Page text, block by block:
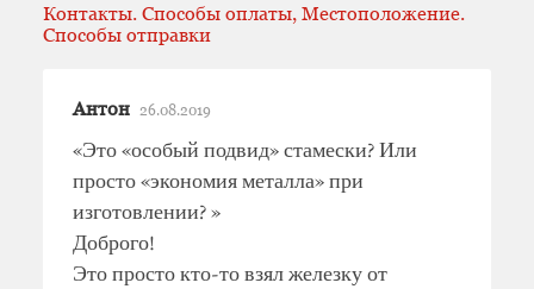
Контакты. Способы оплаты, Местоположение.
Способы отправки
Антон 26.08.2019
«Это «особый подвид» стамески? Или
просто «экономия металла» при
изготовлении? »
Доброго!
Это просто кто-то взял железку от